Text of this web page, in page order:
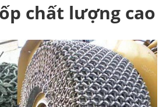
chất lượng cao